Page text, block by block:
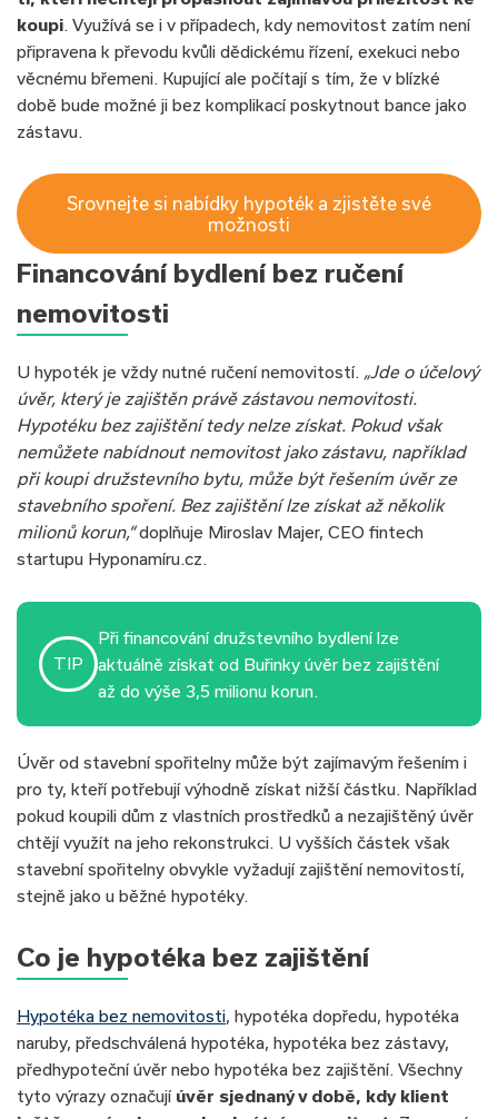
koupi. Využívá se i v případech, kdy nemovitost zatím není
připravena k převodu kvůli dědickému řízení, exekuci nebo
věcnému břemeni. Kupující ale počítají s tím, že v blízké
době bude možné ji bez komplikací poskytnout bance jako
zástavu.
Srovnejte si nabídky hypoték a zjistěte své
možnosti
Financování bydlení bez ručení
nemovitosti
U hypoték je vždy nutné ručení nemovitostí. „Jde o účelový
úvěr, který je zajištěn právě zástavou nemovitosti.
Hypotéku bez zajištění tedy nelze získat. Pokud však
nemůžete nabídnout nemovitost jako zástavu, například
při koupi družstevního bytu, může být řešením úvěr ze
stavebního spoření. Bez zajištění lze získat až několik
milionů korun,“doplňuje Miroslav Majer, CEO fintech
startupu Hyponamíru.cz.
TIP
Při financování družstevního bydlení lze
aktuálně získat od Buřinky úvěr bez zajištění
až do výše 3,5 milionu korun.
Úvěr od stavební spořitelny může být zajímavým řešením i
pro ty, kteří potřebují výhodně získat nižší částku. Například
pokud koupili dům z vlastních prostředků a nezajištěný úvěr
chtějí využít na jeho rekonstrukci. U vyšších částek však
stavební spořitelny obvykle vyžadují zajištění nemovitostí,
stejně jako u běžné hypotéky.
Co je hypotéka bez zajištění
Hypotéka bez nemovitosti, hypotéka dopředu, hypotéka
naruby, předschválená hypotéka, hypotéka bez zástavy,
předhypoteční úvěr nebo hypotéka bez zajištění. Všechny
tyto výrazy označují úvěr sjednaný v době, kdy klient